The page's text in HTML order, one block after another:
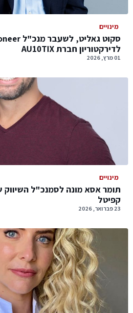
מינויים
לדירקטוריון חברת AU10TIX
01 מרץ, 2026
מינויים
תומר אסא מונה לסמנכ"ל השיווק
קפיטל
23 פברואר, 2026